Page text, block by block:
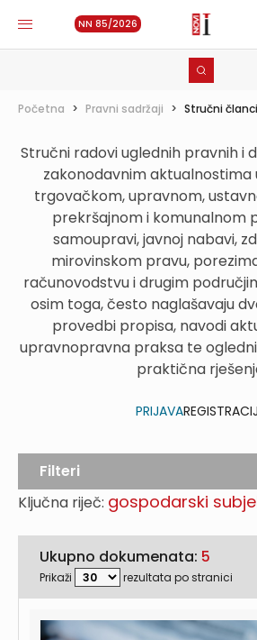
NN 85/2026
Početna > Pravni sadržaji > Stručni članci
Stručni radovi uglednih pravnih i
zakonodavnim aktualnostima
trgovačkom, upravnom,
prekršajnom i komunalnom
samoupravi, javnoj nabavi,
mirovinskom pravu,
računovodstvu i drugim
osim toga, često naglašavaju
provedbi propisa, navodi
upravnopravna praksa te
praktična
PRIJAVA
Ključna riječ: gospodarski
Ukupno dokumenata: 5
Prikaži rezultata po stranici
Filteri